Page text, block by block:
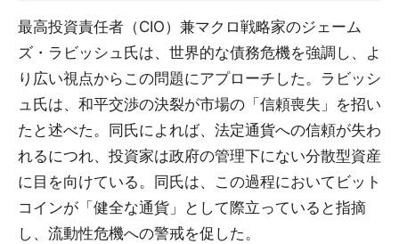
最高投資責任者（CIO）兼マクロ戦略家のジェーム
ズ・ラビッシュ氏は、世界的な債務危機を強調し、よ
り広い視点からこの問題にアプローチした。ラビッシ
ュ氏は、和平交渉の決裂が市場の「信頼喪失」を招い
たと述べた。同氏によれば、法定通貨への信頼が失わ
れるにつれ、投資家は政府の管理下にない分散型資産
に目を向けている。同氏は、この過程においてビット
コインが「健全な通貨」として際立っていると指摘
し、流動性危機への警戒を促した。